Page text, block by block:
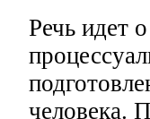
Речь идет
человека.